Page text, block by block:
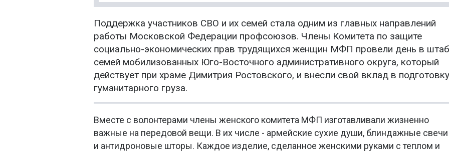
Поддержка участников СВО и их семей стала одним из главных направлений
работы Московской Федерации профсоюзов. Члены Комитета по защите
социально-экономических прав трудящихся женщин МФП провели день в
семей мобилизованных Юго-Восточного административного округа, который
действует при храме Димитрия Ростовского, и внесли свой вклад в подготовку
гуманитарного груза.
Вместе с волонтерами члены женского комитета МФП изготавливали жизненно
важные на передовой вещи. В их числе - армейские сухие души, блиндажные свечи
и антидроновые шторы. Каждое изделие, сделанное женскими руками с теплом и